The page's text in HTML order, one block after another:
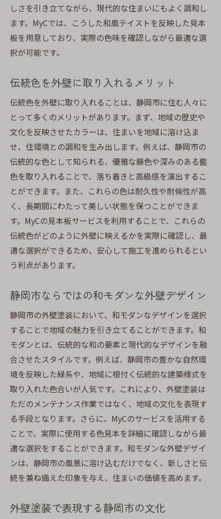
しさを引き立てながら、現代的な住まいにもよく調和し
ます。MyCでは、こうした和風テイストを反映した見本
板を用意しており、実際の色味を確認しながら最適な選
択が可能です。
伝統色を外壁に取り入れるメリット
伝統色を外壁に取り入れることは、静岡市に住む人々に
とって多くのメリットがあります。まず、地域の歴史や
文化を反映させたカラーは、住まいを地域に溶け込ま
せ、住環境との調和を生み出します。例えば、静岡市の
伝統的な色として知られる、優雅な藤色や深みのある藍
色を取り入れることで、落ち着きと高級感を演出するこ
とができます。また、これらの色は耐久性や耐候性が高
く、長期間にわたって美しい状態を保つことができま
す。MyCの見本板サービスを利用することで、これらの
伝統色がどのように外壁に映えるかを実際に確認し、最
適な選択ができるため、安心して施工を進められるとい
う利点があります。
静岡市ならではの和モダンな外壁デザイン
静岡市の外壁塗装において、和モダンなデザインを選択
することで地域の魅力を引き立てることができます。和
モダンとは、伝統的な和の要素と現代的なデザインを融
合させたスタイルです。例えば、静岡市の豊かな自然環
境を反映した緑系や、地域に根付く伝統的な建築様式を
取り入れた色合いが人気です。これにより、外壁塗装は
ただのメンテナンス作業ではなく、地域の文化を表現す
る手段となります。さらに、MyCのサービスを活用する
ことで、実際に使用する色見本を詳細に確認しながら最
適な選択をすることができます。和モダンな外壁デザイ
ンは、静岡市の風景に溶け込むだけでなく、新しさと伝
統を兼ね備えた印象を与え、住まいの価値を高めます。
外壁塗装で表現する静岡市の文化